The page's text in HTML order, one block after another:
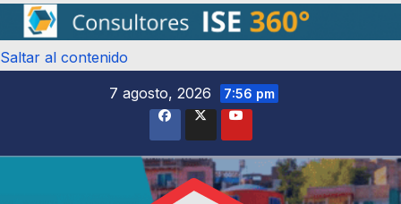
Saltar al contenido
7 agosto, 2026
7:56 pm